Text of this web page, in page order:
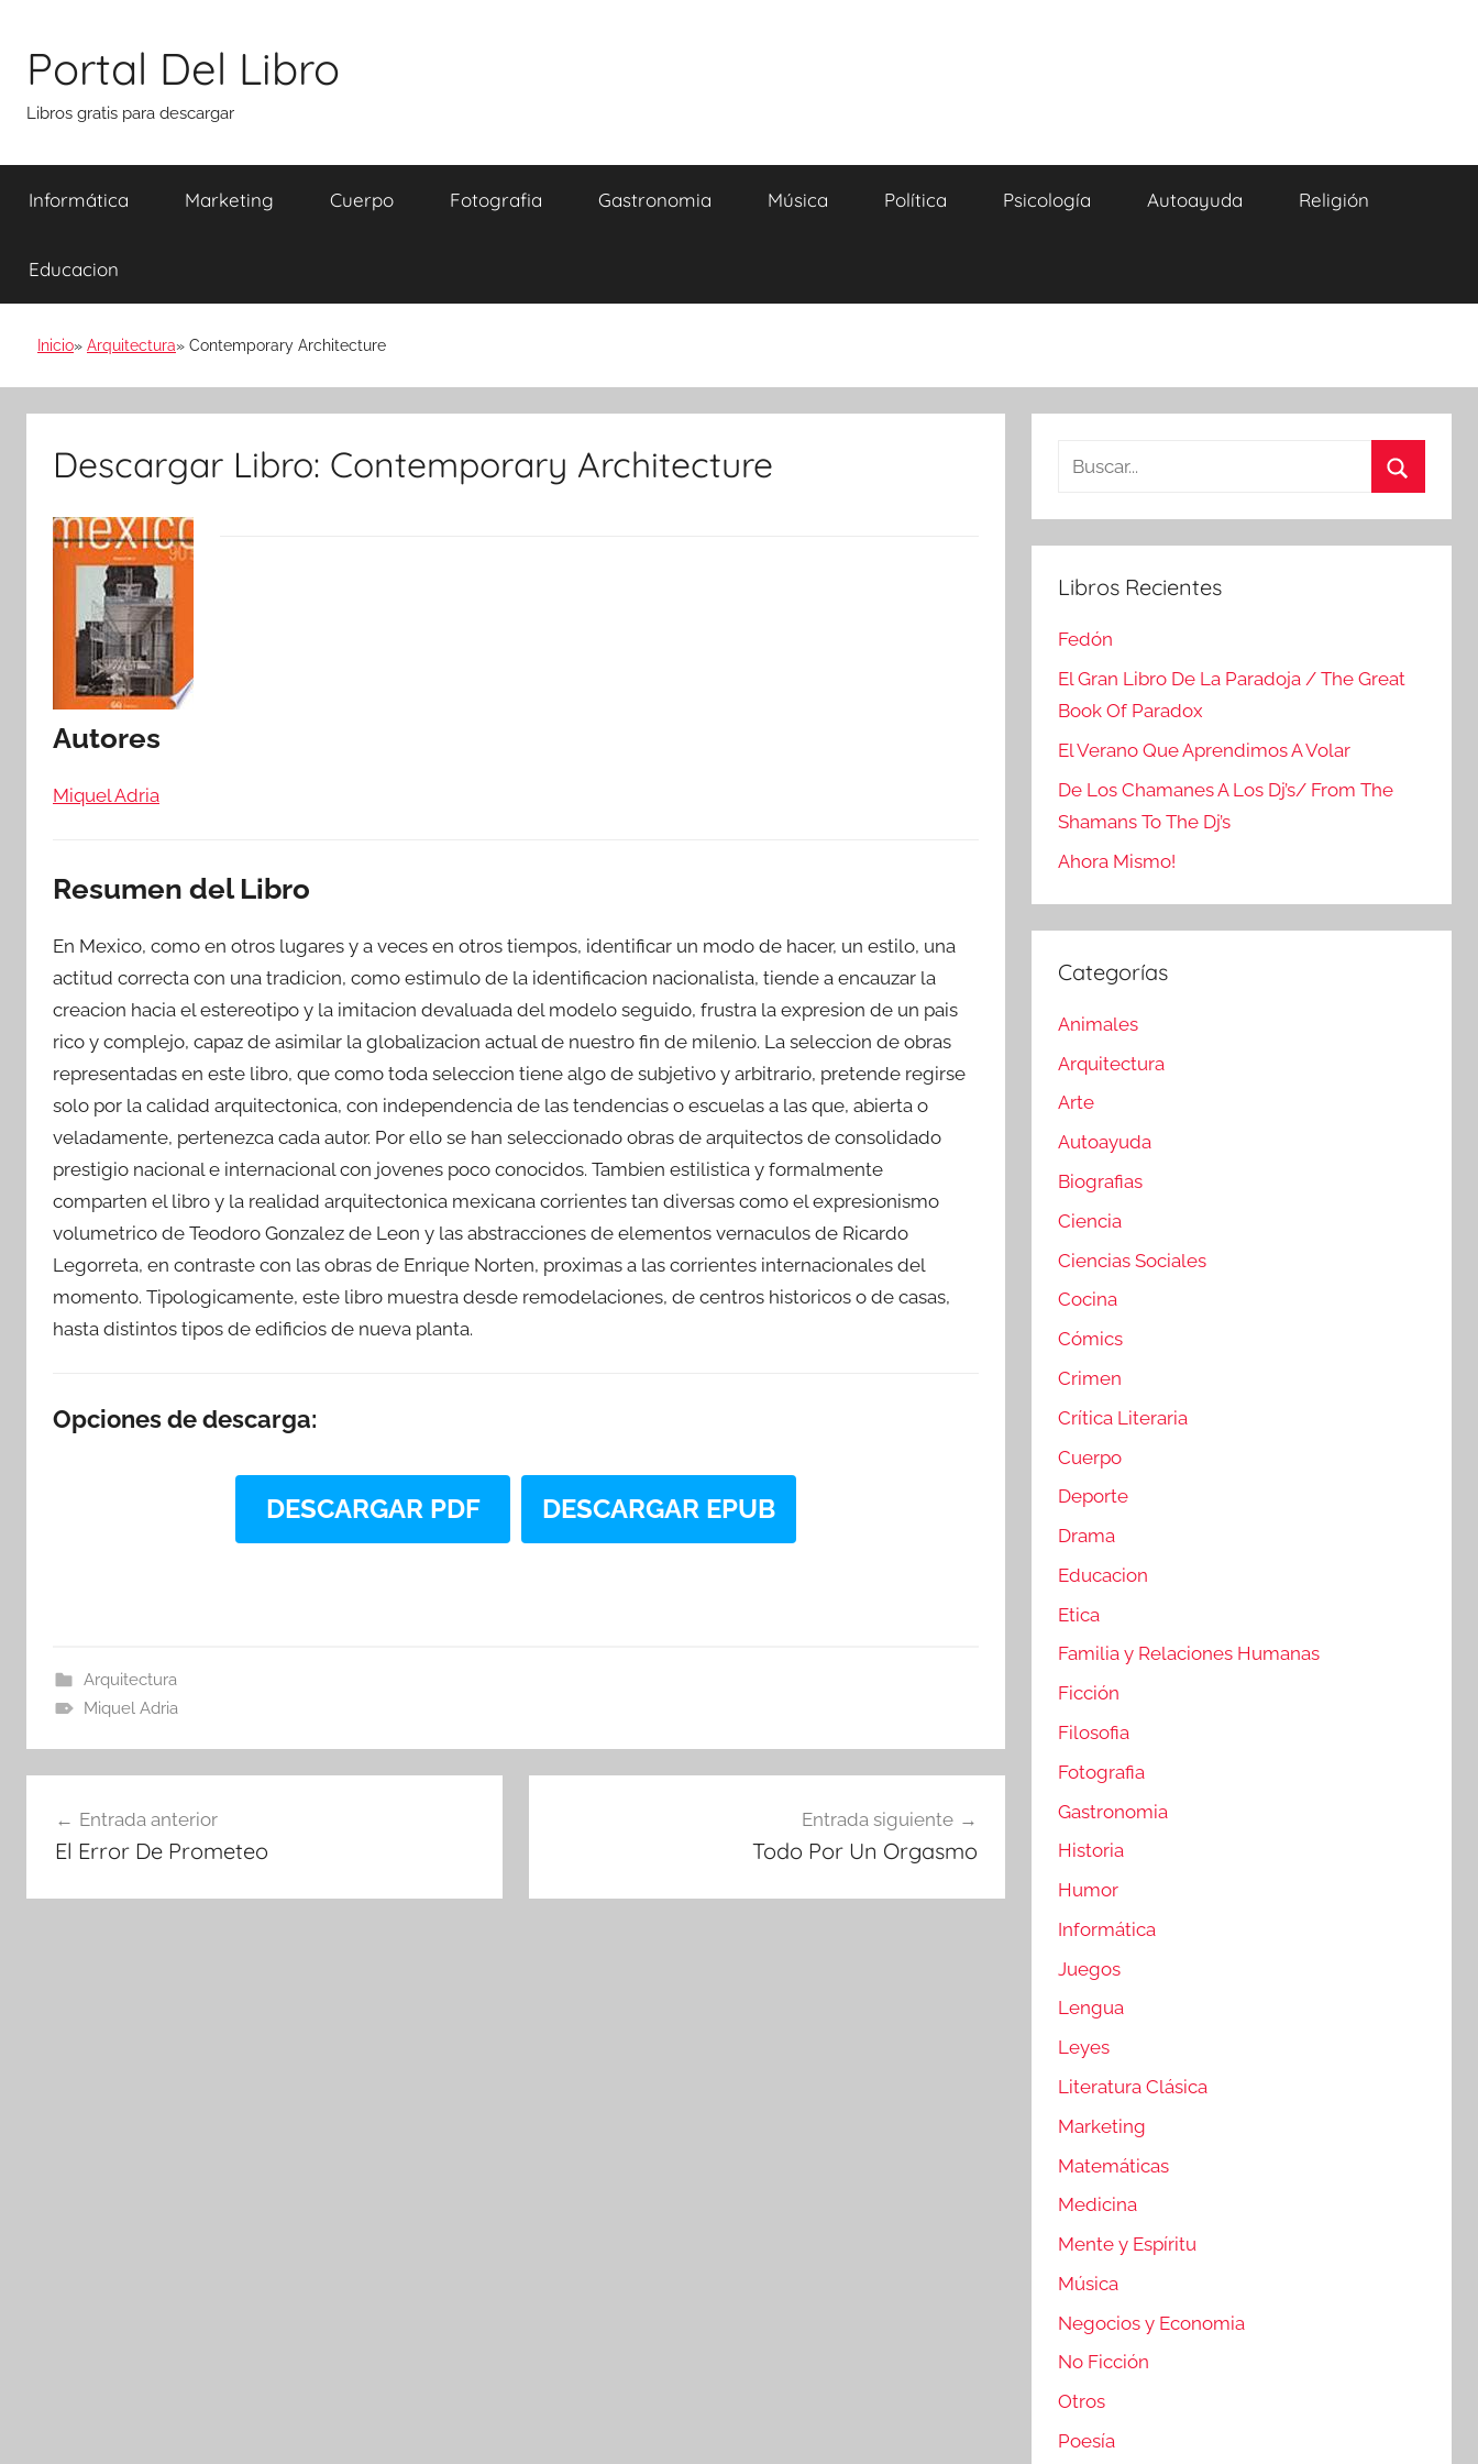
contenido
Portal Del Libro
Libros gratis para descargar
Informática Marketing Cuerpo Fotografia Gastronomia Música Política Psicología Autoayuda Religión
Educacion
Inicio Arquitectura Contemporary Architecture
Descargar Libro: Contemporary Architecture
Autores
Miquel Adria
Resumen del Libro
En Mexico, como en otros lugares y a veces en otros tiempos, identificar un modo de hacer, un estilo, una
actitud correcta con una tradicion, como estimulo de la identificacion nacionalista, tiende a encauzar la
creacion hacia el estereotipo y la imitacion devaluada del modelo seguido, frustra la expresion de un pais
rico y complejo, capaz de asimilar la globalizacion actual de nuestro fin de milenio. La seleccion de obras
representadas en este libro, que como toda seleccion tiene algo de subjetivo y arbitrario, pretende regirse
solo por la calidad arquitectonica, con independencia de las tendencias o escuelas a las que, abierta o
veladamente, pertenezca cada autor. Por ello se han seleccionado obras de arquitectos de consolidado
prestigio nacional e internacional con jovenes poco conocidos. Tambien estilistica y formalmente
comparten el libro y la realidad arquitectonica mexicana corrientes tan diversas como el expresionismo
volumetrico de Teodoro Gonzalez de Leon y las abstracciones de elementos vernaculos de Ricardo
Legorreta, en contraste con las obras de Enrique Norten, proximas a las corrientes internacionales del
momento. Tipologicamente, este libro muestra desde remodelaciones, de centros historicos o de casas,
hasta distintos tipos de edificios de nueva planta.
Opciones de descarga:
DESCARGAR PDF DESCARGAR EPUB
Arquitectura
Miquel Adria
de
Entrada anterior
El Error De Prometeo
Entrada siguiente
Todo Por Un Orgasmo
Buscar:
Libros Recientes
Fedón
El Gran Libro De La Paradoja / The Great
Book Of Paradox
El Verano Que Aprendimos A Volar
De Los Chamanes A Los Dj’s/ From The
Shamans To The Dj’s
Ahora Mismo!
Categorías
Animales
Arquitectura
Arte
Autoayuda
Biografias
Ciencia
Ciencias Sociales
Cocina
Cómics
Crimen
Crítica Literaria
Cuerpo
Deporte
Drama
Educacion
Etica
Familia y Relaciones Humanas
Ficción
Filosofia
Fotografia
Gastronomia
Historia
Humor
Informática
Juegos
Lengua
Leyes
Literatura Clásica
Marketing
Matemáticas
Medicina
Mente y Espíritu
Música
Negocios y Economia
No Ficción
Otros
Poesía